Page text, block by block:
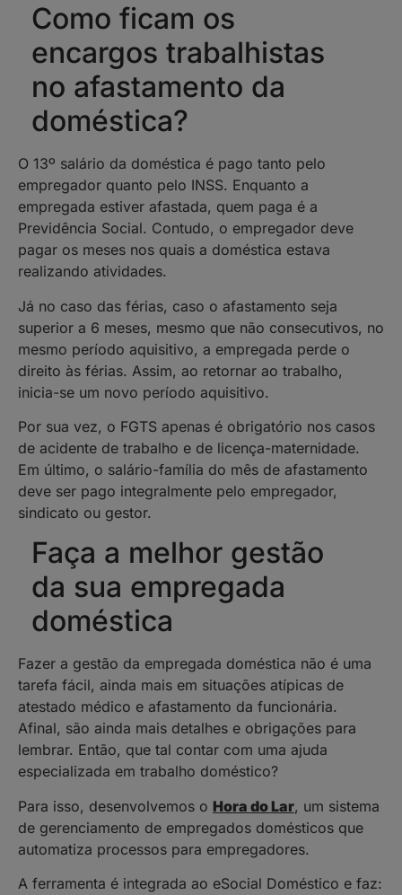
Como ficam os
encargos trabalhistas
no afastamento da
doméstica?
O 13º salário da doméstica é pago tanto pelo
empregador quanto pelo INSS. Enquanto a
empregada estiver afastada, quem paga é a
Previdência Social. Contudo, o empregador deve
pagar os meses nos quais a doméstica estava
realizando atividades.
Já no caso das férias, caso o afastamento seja
superior a 6 meses, mesmo que não consecutivos, no
mesmo período aquisitivo, a empregada perde o
direito às férias. Assim, ao retornar ao trabalho,
inicia-se um novo período aquisitivo.
Por sua vez, o FGTS apenas é obrigatório nos casos
de acidente de trabalho e de licença-maternidade.
Em último, o salário-família do mês de afastamento
deve ser pago integralmente pelo empregador,
sindicato ou gestor.
Faça a melhor gestão
da sua empregada
doméstica
Fazer a gestão da empregada doméstica não é uma
tarefa fácil, ainda mais em situações atípicas de
atestado médico e afastamento da funcionária.
Afinal, são ainda mais detalhes e obrigações para
lembrar. Então, que tal contar com uma ajuda
especializada em trabalho doméstico?
Para isso, desenvolvemos o Hora do Lar, um sistema
de gerenciamento de empregados domésticos que
automatiza processos para empregadores.
A ferramenta é integrada ao eSocial Doméstico e faz: